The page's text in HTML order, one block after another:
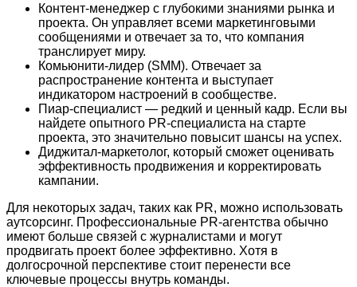
Контент-менеджер с глубокими знаниями рынка и
проекта. Он управляет всеми маркетинговыми
сообщениями и отвечает за то, что компания
транслирует миру.
Комьюнити-лидер (SMM). Отвечает за
распространение контента и выступает
индикатором настроений в сообществе.
Пиар-специалист — редкий и ценный кадр. Если вы
найдете опытного PR-специалиста на старте
проекта, это значительно повысит шансы на успех.
Диджитал-маркетолог, который сможет оценивать
эффективность продвижения и корректировать
кампании.
Для некоторых задач, таких как PR, можно использовать
аутсорсинг. Профессиональные PR-агентства обычно
имеют больше связей с журналистами и могут
продвигать проект более эффективно. Хотя в
долгосрочной перспективе стоит перенести все
ключевые процессы внутрь команды.